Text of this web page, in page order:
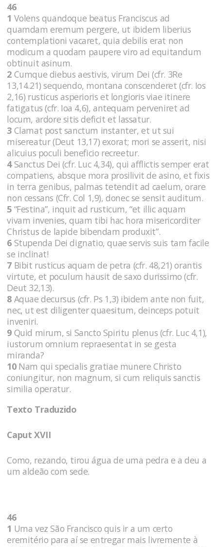
46
1 Volens quandoque beatus Franciscus ad
quamdam eremum pergere, ut ibidem liberius
contemplationi vacaret, quia debilis erat non
modicum a quodam paupere viro ad equitandum
obtinuit asinum.
2 Cumque diebus aestivis, virum Dei (cfr. 3Re
13,14.21) sequendo, montana conscenderet (cfr. Ios
2,16) rusticus asperioris et longioris viae itinere
fatigatus (cfr. Ioa 4,6), antequam perveniret ad
locum, ardore sitis deficit et lassatur.
3 Clamat post sanctum instanter, et ut sui
misereatur (Deut 13,17) exorat; mori se asserit, nisi
alicuius poculi beneficio recreetur.
4Sanctus Dei (cfr. Luc 4,34), qui afflictis semper erat
compatiens, absque mora prosilivit de asino, et fixis
in terra genibus, palmas tetendit ad caelum, orare
non cessans (Cfr. Col 1,9), donec se sensit auditum.
5 “Festina”, inquit ad rusticum, “et illic aquam
vivam invenies, quam tibi hac hora misericorditer
Christus de lapide bibendam produxit”.
6 Stupenda Dei dignatio, quae servis suis tam facile
se inclinat!
7 Bibit rusticus aquam de petra (cfr. 48,21) orantis
virtute, et poculum hausit de saxo durissimo (cfr.
Deut 32,13).
8 Aquae decursus (cfr. Ps 1,3) ibidem ante non fuit,
nec, ut est diligenter quaesitum, deinceps potuit
inveniri.
9 Quid mirum, si Sancto Spiritu plenus (cfr. Luc 4,1),
iustorum omnium repraesentat in se gesta
miranda?
10Nam qui specialis gratiae munere Christo
coniungitur, non magnum, si cum reliquis sanctis
similia operatur.
Texto Traduzido
Caput XVII
Como, rezando, tirou água de uma pedra e a deu a
um aldeão com sede.
46
1 Uma vez São Francisco quis ir a um certo
eremitério para aí se entregar mais livremente à